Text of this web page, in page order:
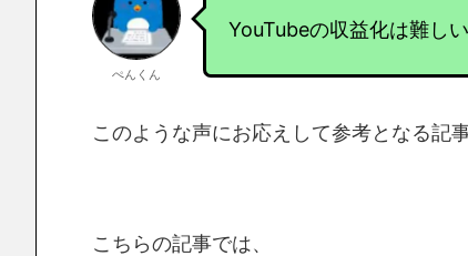
ぺんくん
YouTubeの収益化は難し
このような声にお応えして参考となる記
こちらの記事では、